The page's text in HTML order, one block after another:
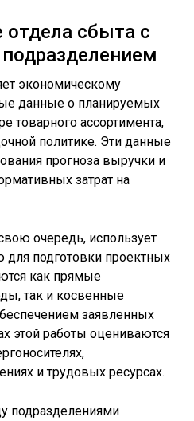
отдела сбыта с
экономическому
данные о планируемых
товарного ассортимента,
политике. Эти данные
прогноза выручки и
затрат на
очередь, использует
подготовки проектных
как прямые
так и косвенные
заявленных
этой работы оцениваются
и трудовых ресурсах.
подразделениями